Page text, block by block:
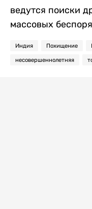
ведутся поиски
массовых
Индия Похищение
несовершеннолетняя